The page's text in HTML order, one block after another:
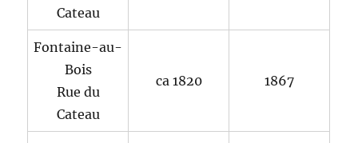
Cateau
Fontaine-au-
Bois
Rue du
Cateau
ca 1820 1867